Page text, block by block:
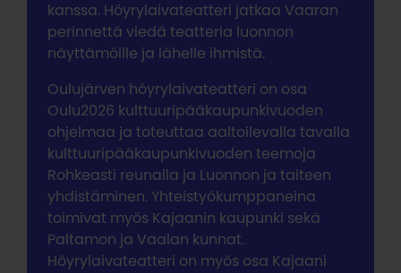
kanssa. Höyrylaivateatteri jatkaa Vaaran
perinnettä viedä teatteria luonnon
näyttämöille ja lähelle ihmistä.
Oulujärven höyrylaivateatteri on osa
Oulu2026 kulttuuripääkaupunkivuoden
ohjelmaa ja toteuttaa aaltoilevalla tavalla
kulttuuripääkaupunkivuoden teemoja
Rohkeasti reunalla ja Luonnon ja taiteen
yhdistäminen. Yhteistyökumppaneina
toimivat myös Kajaanin kaupunki sekä
Paltamon ja Vaalan kunnat.
Höyrylaivateatteri on myös osa Kajaani